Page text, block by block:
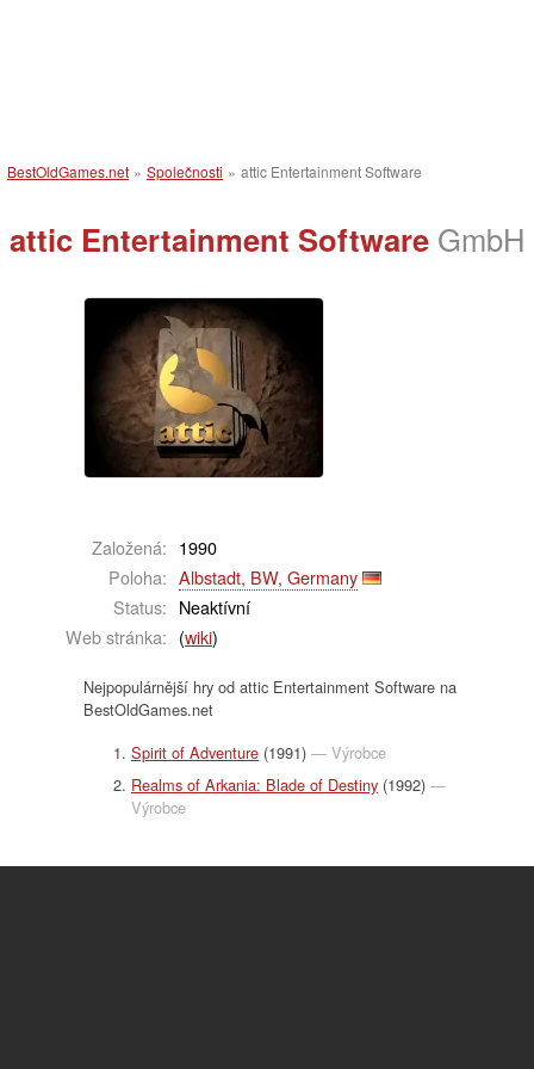
BestOldGames.net » Společnosti » attic Entertainment Software
attic Entertainment Software GmbH
Založená: 1990
Poloha: Albstadt, BW, Germany
Status: Neaktívní
Web stránka: (wiki)
Nejpopulárnější hry od attic Entertainment Software na
BestOldGames.net
Spirit of Adventure (1991) — Výrobce
Realms of Arkania: Blade of Destiny (1992) —
Výrobce